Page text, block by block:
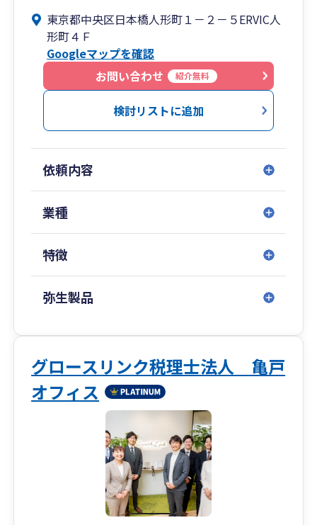
務の準備を進めたい
・生きた事業計画とともに、圧倒的スピードで成
長したい
■【全国14拠点】※オンラインの場合は全国対応
東京都（池袋）／神奈川県（横浜）／山梨県（甲
州）／佐賀県／
長崎県／埼玉県（川越）／千葉県／愛知県（名古
屋）／沖縄県（那覇）
金融機関をはじめ、各業界で相続や事業承継に関
するセミナー講演実績も多数ございます。
また、著書はAmazon税法部門で1位を獲得する
「利益は出ているのに、資金が思うように貯まっ
ていかない。」
「あと何人従業員を雇えるか、従業員数は適正か
どうかがわからない。」
「困っていることがあるが、誰に相談したらいい
かわからない。」
税務申告以外にも、業務効率化、会計ソフト導入
支援、グループ会社支援、融資支援、
また、信用金庫、政策金融公庫、元国税庁調査
官、行政書士、弁護士、司法書士、社会保険労務
情報をご提供可能です。
当事務所自体、創業経営です。そのため、経営者
の痛みや苦悩に対する深い理解があります。
経営周りのことは何でもお気軽にご相談くださ
建設業、IT関連事業、自動車関連事業、飲食業、
不動産業、機械販売業
東京都中央区日本橋人形町１－２－５ERVIC人
形町４Ｆ
Googleマップを確認
お問い合わせ
紹介無料
検討リストに追加
依頼内容
業種
特徴
弥生製品
グロースリンク税理士法人 亀戸
オフィス